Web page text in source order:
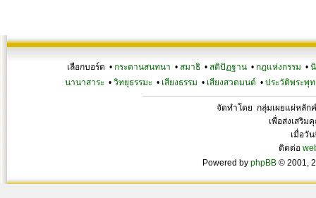
เลือกบอร์ด • กระดานสนทนา • สมาธิ • สติปัฏฐาน • กฎแห่งกรรม •
นานาสาระ• วิทยุธรรมะ• เสียงธรรม • เสียงสวดมนต์ • ประวัติพระพุท
จัดทำโดย กลุ่มเผยแผ่หลัก
เพื่อส่งเสริม
เมื่อวั
ติดต่อ
Powered by phpBB © 2001,